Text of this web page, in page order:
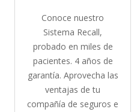
Conoce nuestro
Sistema Recall,
probado en miles de
pacientes. 4 años de
garantía. Aprovecha las
ventajas de tu
compañía de seguros e